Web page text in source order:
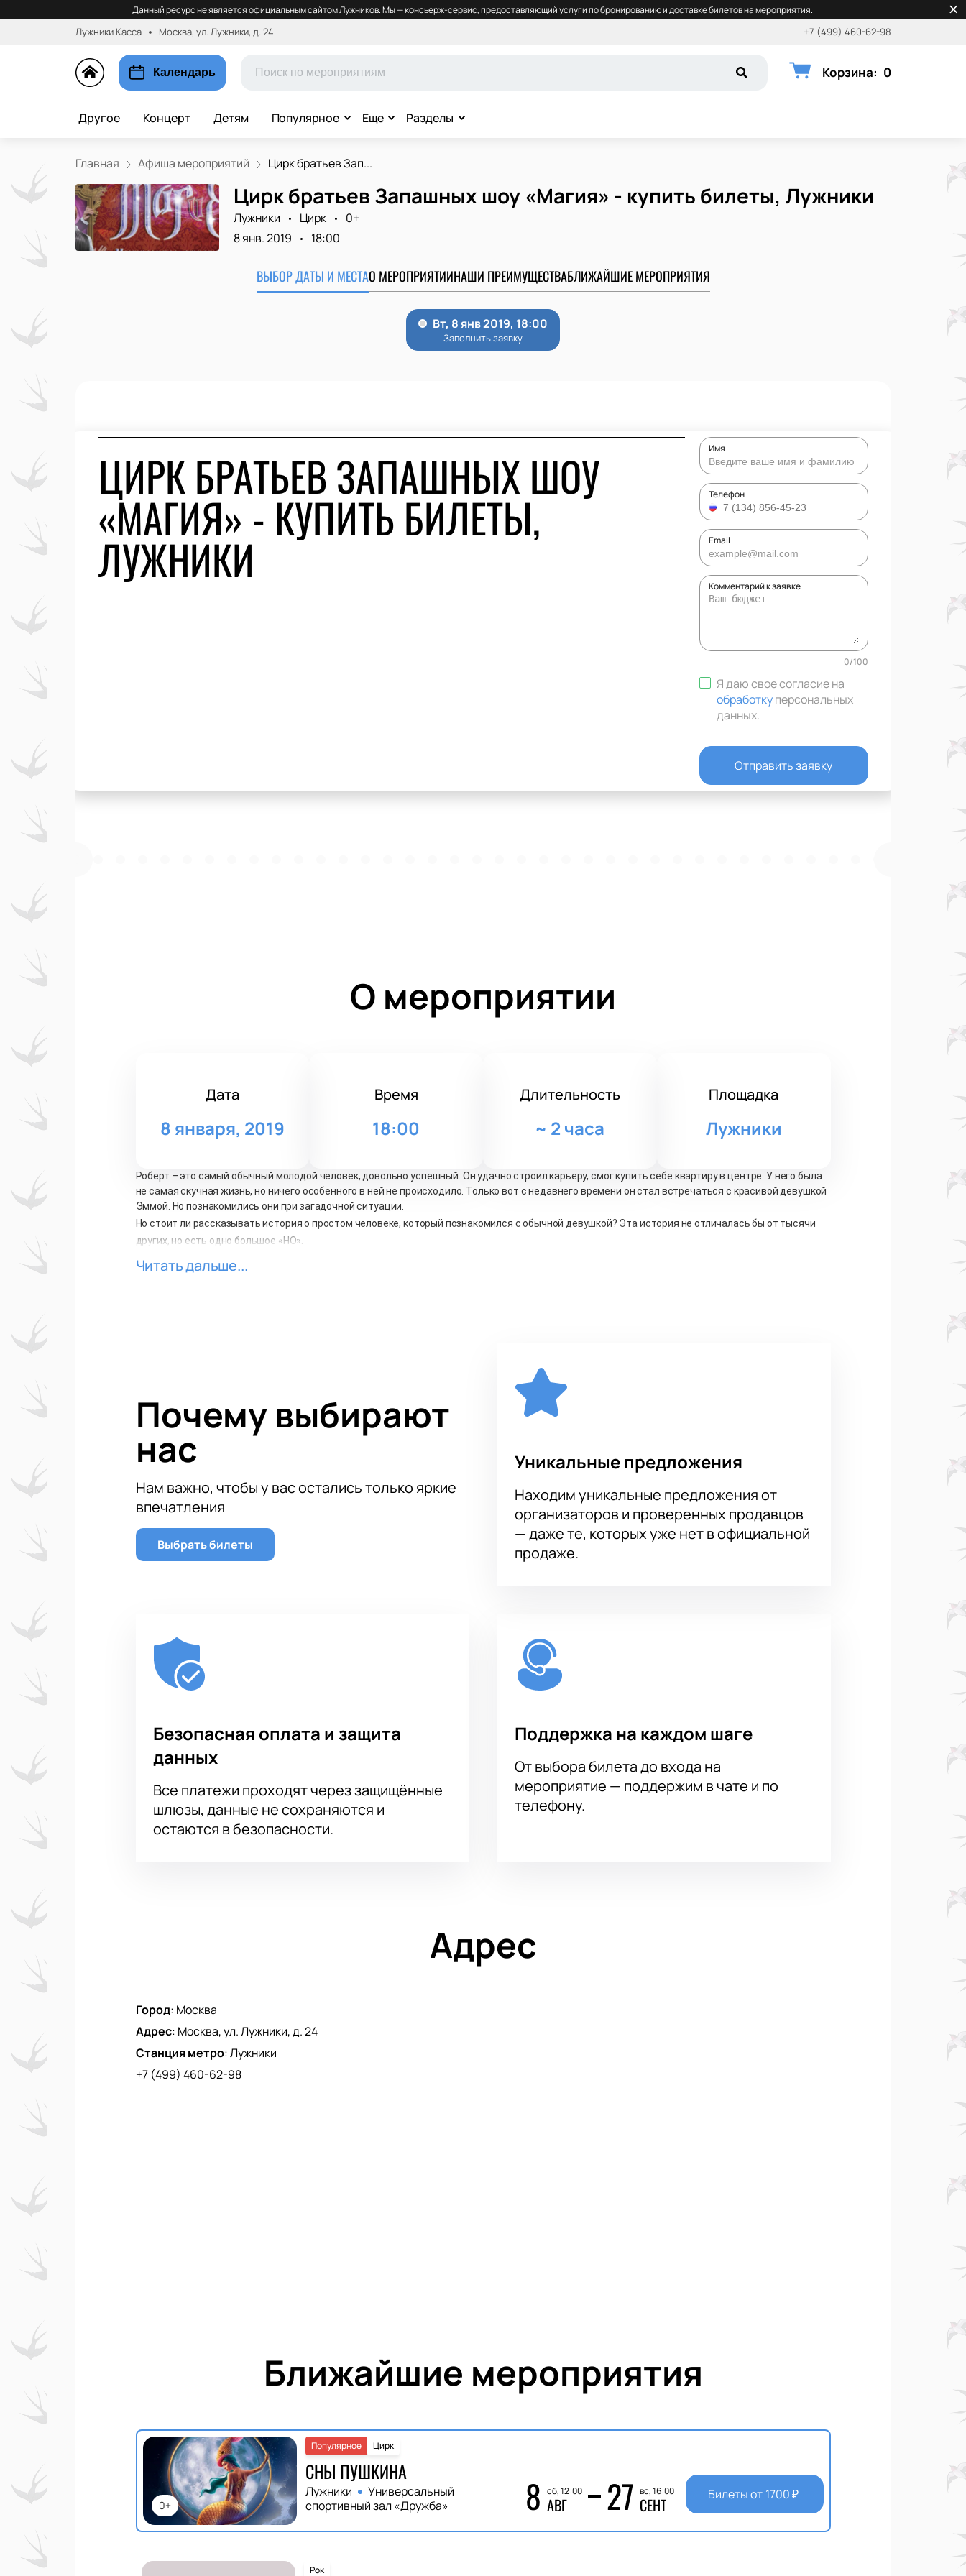
Данный ресурс не является официальным сайтом Лужников. Мы — консьерж-сервис, предоставляющий услуги по бронированию и доставке билетов на мероприятия.
Лужники Касса Москва, ул. Лужники, д. 24 +7 (499) 460-62-98
Календарь Корзина: 0
Другое Концерт Детям Популярное Еще Разделы
Главная Афиша мероприятий Цирк братьев Зап...
Цирк братьев Запашных шоу «Магия» - купить билеты, Лужники
Лужники Цирк
0+
8 янв. 2019
18:00
ВЫБОР ДАТЫ И МЕСТАО МЕРОПРИЯТИИНАШИ ПРЕИМУЩЕСТВАБЛИЖАЙШИЕ МЕРОПРИЯТИЯ
ЦИРК БРАТЬЕВ ЗАПАШНЫХ ШОУ
«МАГИЯ» - КУПИТЬ БИЛЕТЫ,
ЛУЖНИКИ
Имя
Телефон
Email
Комментарий к заявке
0/100
Я даю свое согласие на
обработкуперсональных
данных.
Отправить заявку
О мероприятии
Дата
8 января, 2019
Время
18:00
Длительность
~ 2 часа
Площадка
Лужники
Роберт – это самый обычный молодой человек, довольно успешный. Он удачно строил карьеру, смог купить себе квартиру в центре. У него была
не самая скучная жизнь, но ничего особенного в ней не происходило. Только вот с недавнего времени он стал встречаться с красивой девушкой
Эммой. Но познакомились они при загадочной ситуации.
Но стоит ли рассказывать история о простом человеке, который познакомился с обычной девушкой? Эта история не отличалась бы от тысячи
других, но есть одно большое «НО».
прошёл чистить зуб и приводить себя в порядок. После этого он посмотрел в зеркало, собираясь идти дальше. Но вдруг он заметил, что что-то
Специально созданные для сцены МСА Лужники декорации
Потрясная 3D-графика
Лазерные инсталляции и пиротехника
Новые цирковые номера и многое другое.
Читать дальше...
Почему выбирают
нас
Нам важно, чтобы у вас остались только яркие
впечатления
Выбрать билеты
Уникальные предложения
Находим уникальные предложения от
организаторов и проверенных продавцов
— даже те, которых уже нет в официальной
продаже.
Безопасная оплата и защита
данных
Все платежи проходят через защищённые
шлюзы, данные не сохраняются и
остаются в безопасности.
Поддержка на каждом шаге
От выбора билета до входа на
мероприятие — поддержим в чате и по
телефону.
Адрес
Город: Москва
Адрес: Москва, ул. Лужники, д. 24
Станция метро:Лужники
+7 (499) 460-62-98
Ближайшие мероприятия
0+
Цирк
Популярное
СНЫ ПУШКИНА
Лужники
Универсальный
спортивный зал «Дружба»
8 сб, 12:00
АВГ 27 вс, 16:00
СЕНТ Билеты от 1700₽
Рок